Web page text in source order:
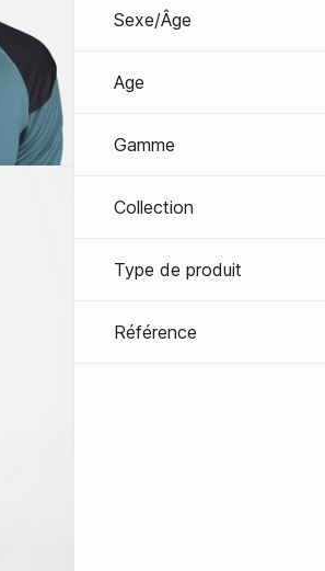
Sexe/Âge
Age
Gamme
Collection
Type de produit
Référence